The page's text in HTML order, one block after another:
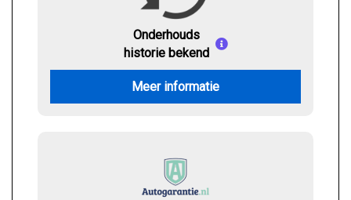
Onderhouds
historie bekend
Meer informatie